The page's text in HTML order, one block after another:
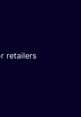
retailers